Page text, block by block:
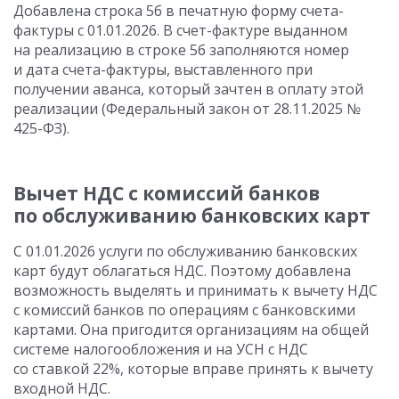
Добавлена строка 5б в печатную форму счета-
фактуры с 01.01.2026. В счет-фактуре выданном
на реализацию в строке 5б заполняются номер
и дата счета-фактуры, выставленного при
получении аванса, который зачтен в оплату этой
реализации (Федеральный закон от 28.11.2025 №
425-ФЗ).
Вычет НДС с комиссий банков
по обслуживанию банковских карт
С 01.01.2026 услуги по обслуживанию банковских
карт будут облагаться НДС. Поэтому добавлена
возможность выделять и принимать к вычету НДС
с комиссий банков по операциям с банковскими
картами. Она пригодится организациям на общей
системе налогообложения и на УСН с НДС
со ставкой 22%, которые вправе принять к вычету
входной НДС.